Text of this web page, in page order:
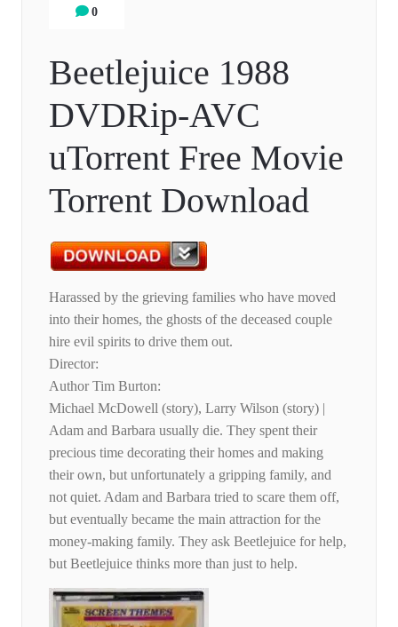
0
Beetlejuice 1988
DVDRip-AVC
uTorrent Free Movie
Torrent Download
Harassed by the grieving families who have moved
into their homes, the ghosts of the deceased couple
hire evil spirits to drive them out.
Director:
Author Tim Burton:
Michael McDowell (story), Larry Wilson (story) |
Adam and Barbara usually die. They spent their
precious time decorating their homes and making
their own, but unfortunately a gripping family, and
not quiet. Adam and Barbara tried to scare them off,
but eventually became the main attraction for the
money-making family. They ask Beetlejuice for help,
but Beetlejuice thinks more than just to help.